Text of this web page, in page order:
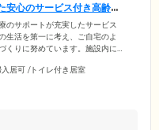
安心のサービス付き高齢者
のサポートが充実したサービス
生活を第一に考え、ご自宅のよ
くりに努めています。施設内に
体の状況に配慮したケアプラ
をご提供いたします。また当施
居可 /トイレ付き居室